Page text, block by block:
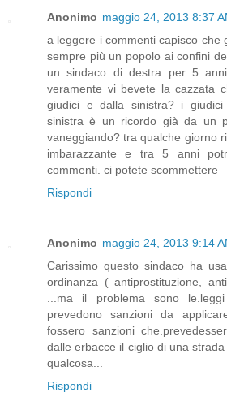
Anonimo maggio 24, 2013 8:37
a leggere i commenti capisco che
sempre più un popolo ai confini
un sindaco di destra per 5
veramente vi bevete la cazzata
giudici e dalla sinistra? i
sinistra è un ricordo già da un
vaneggiando? tra qualche giorno
imbarazzante e tra 5 anni
commenti. ci potete scommettere
Rispondi
Anonimo maggio 24, 2013 9:14
Carissimo questo sindaco ha
ordinanza ( antiprostituzione,
...ma il problema sono
prevedono sanzioni da
fossero sanzioni
dalle erbacce il ciglio di una
qualcosa...
Rispondi